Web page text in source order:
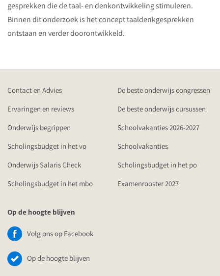
gesprekken die de taal- en denkontwikkeling stimuleren.
Binnen dit onderzoek is het concept taaldenkgesprekken
ontstaan en verder doorontwikkeld.
Contact en Advies
De beste onderwijs congressen
Ervaringen en reviews
De beste onderwijs cursussen
Onderwijs begrippen
Schoolvakanties 2026-2027
Scholingsbudget in het vo
Schoolvakanties
Onderwijs Salaris Check
Scholingsbudget in het po
Scholingsbudget in het mbo
Examenrooster 2027
Op de hoogte blijven
Volg ons op Facebook
Op de hoogte blijven